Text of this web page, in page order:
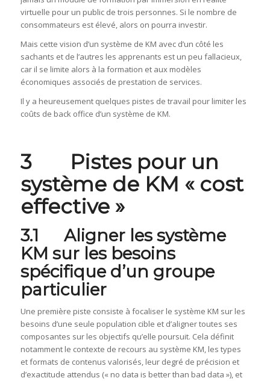
virtuelle pour un public de trois personnes. Si le nombre de
consommateurs est élevé, alors on pourra investir.
Mais cette vision d’un système de KM avec d’un côté les
sachants et de l’autres les apprenants est un peu fallacieux,
car il se limite alors à la formation et aux modèles
économiques associés de prestation de services.
Il y a heureusement quelques pistes de travail pour limiter les
coûts de back office d’un système de KM.
3 Pistes pour un
système de KM « cost
effective »
3.1 Aligner les système
KM sur les besoins
spécifique d’un groupe
particulier
Une première piste consiste à focaliser le système KM sur les
besoins d’une seule population cible et d’aligner toutes ses
composantes sur les objectifs qu’elle poursuit. Cela définit
notamment le contexte de recours au système KM, les types
et formats de contenus valorisés, leur degré de précision et
d’exactitude attendus (« no data is better than bad data »), et